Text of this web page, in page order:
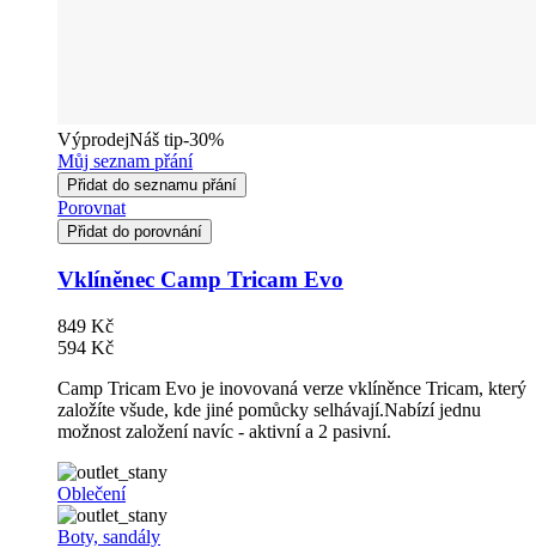
VýprodejNáš tip-30%
Můj seznam přání
Přidat do seznamu přání
Porovnat
Přidat do porovnání
Vklíněnec Camp Tricam Evo
849 Kč
594 Kč
Camp Tricam Evo je inovovaná verze vklíněnce Tricam, který
založíte všude, kde jiné pomůcky selhávají.Nabízí jednu
možnost založení navíc - aktivní a 2 pasivní.
Oblečení
Boty, sandály